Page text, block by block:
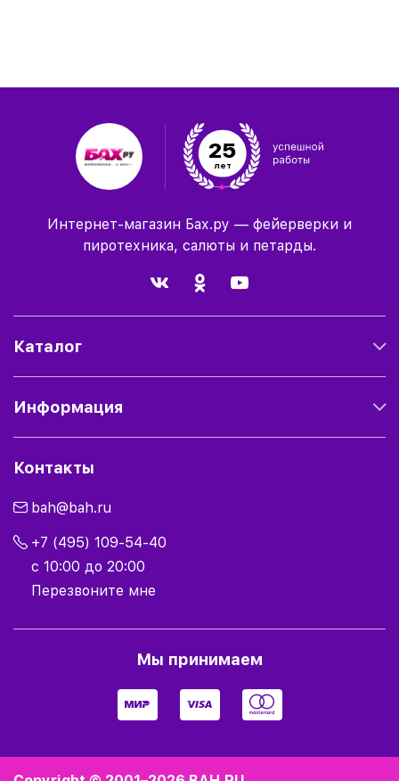
25
лет
Интернет-магазин Бах.ру — фейерверки и
пиротехника, салюты и петарды.
Каталог
Информация
Контакты
bah@bah.ru
+7 (495) 109-54-40
с 10:00 до 20:00
Перезвоните мне
Мы принимаем